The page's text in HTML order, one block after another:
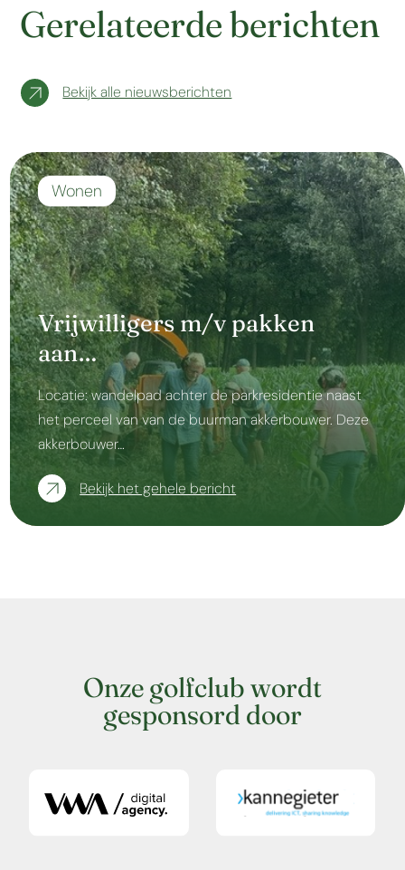
Gerelateerde berichten
Bekijk alle nieuwsberichten
Vrijwilligers m/v pakken
aan…
Wonen
Locatie: wandelpad achter de parkresidentie naast
het perceel van van de buurman akkerbouwer. Deze
akkerbouwer…
Bekijk het gehele bericht
Onze golfclub wordt
gesponsord door